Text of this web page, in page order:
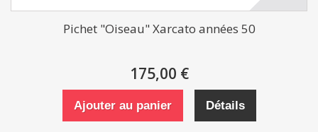
Pichet "Oiseau" Xarcato années 50
175,00 €
Ajouter au panier Détails